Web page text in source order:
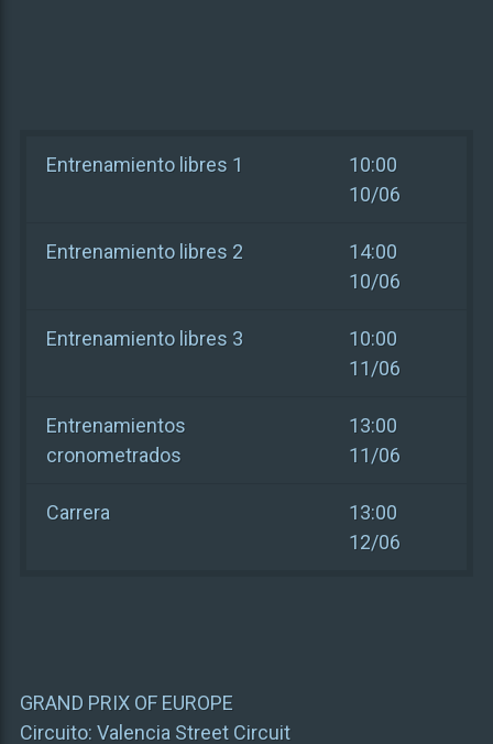
Entrenamiento libres 1
10:00
10/06
Entrenamiento libres 2
14:00
10/06
Entrenamiento libres 3
10:00
11/06
Entrenamientos
cronometrados
13:00
11/06
Carrera
13:00
12/06
GRAND PRIX OF EUROPE
Circuito: Valencia Street Circuit